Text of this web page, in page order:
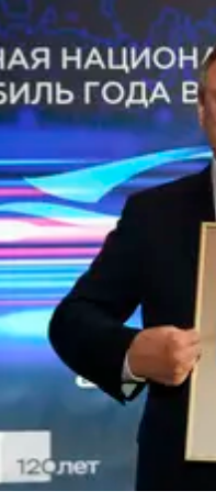
CHERY REMOTE
CHERY И СПОРТ
НАШИ МЕРОПРИЯТИЯ
ВИДЕООБЗОРЫ
CHERY ДЛЯ ДЕТЕЙ